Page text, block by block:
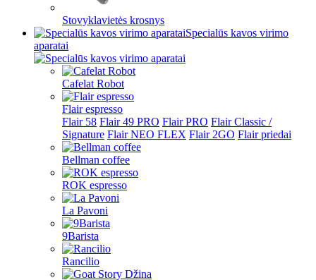
Stovyklavietės krosnys
Specialūs kavos virimo
aparatai
Cafelat Robot
Flair espresso
Flair 58 Flair 49 PRO Flair PRO Flair Classic /
Signature Flair NEO FLEX Flair 2GO Flair priedai
Bellman coffee
ROK espresso
La Pavoni
9Barista
Rancilio